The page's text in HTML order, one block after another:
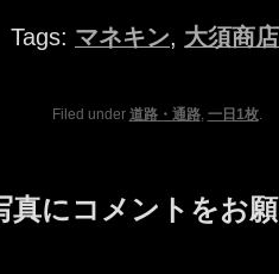
Tags: マネキン, 大須商
Filed under 道路・通路, 一日1枚.
真にコメントをお